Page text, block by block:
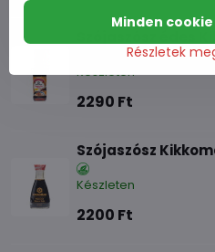
Készleten
2290 Ft
Szójaszósz
Készleten
2200 Ft
Részletek
Minden